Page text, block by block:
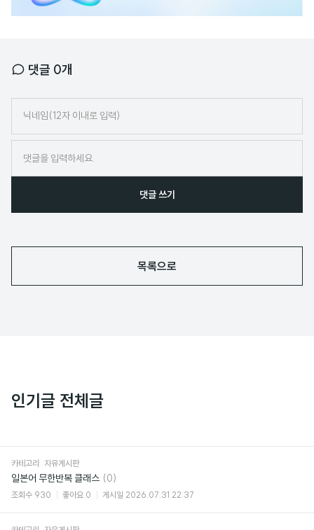
댓글 0개
임
댓글 쓰기
목록으로
인기글 전체글
카테고리 자유게시판
일본어 무한반복 클래스 댓
글
(0)
조회수 930 좋아요 0 게시일 2026.07.31 22:37